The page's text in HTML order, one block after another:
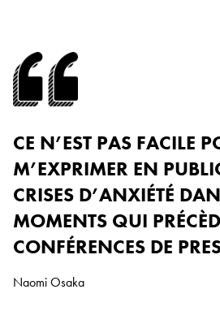
CE N’EST PAS FACILE
M’EXPRIMER EN
CRISES D’ANXIÉTÉ
MOMENTS QUI
CONFÉRENCES DE
Naomi Osaka